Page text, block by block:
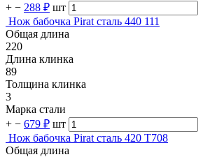
+ − 288 ₽ шт
Нож бабочка Pirat сталь 440 111
Общая длина
220
Длина клинка
89
Толщина клинка
3
Марка стали
+ − 679 ₽ шт
Нож бабочка Pirat сталь 420 T708
Общая длина